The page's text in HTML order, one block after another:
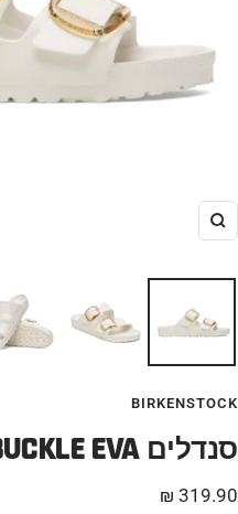
הגדל
BIRKENSTOCK
ARIZONA BIG BUCKLE EVA סנדלים
מחיר
319.90 ₪